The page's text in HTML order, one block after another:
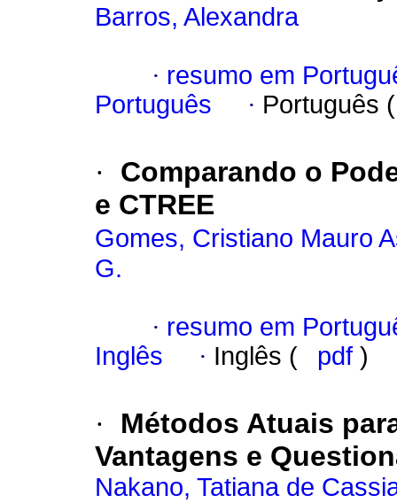
Barros, Alexandra
· resumo em
Português
· Português
·
Comparando o
e CTREE
Gomes, Cristiano Mauro
G.
· resumo em
Inglês
· Inglês ( pdf )
·
Métodos Atuais
Vantagens e
Nakano, Tatiana de